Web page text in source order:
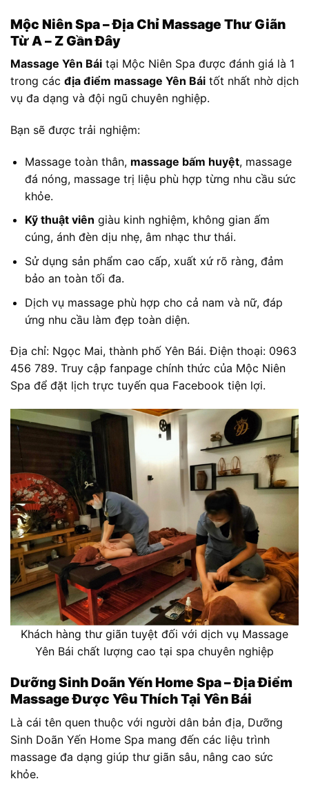
Mộc Niên Spa – Địa Chỉ Massage Thư Giãn
Từ A – Z Gần Đây
Massage Yên Bái tại Mộc Niên Spa được đánh giá là 1
trong các địa điểm massage Yên Bái tốt nhất nhờ dịch
vụ đa dạng và đội ngũ chuyên nghiệp.
Bạn sẽ được trải nghiệm:
Massage toàn thân, massage bấm huyệt, massage
đá nóng, massage trị liệu phù hợp từng nhu cầu sức
khỏe.
Kỹ thuật viên giàu kinh nghiệm, không gian ấm
cúng, ánh đèn dịu nhẹ, âm nhạc thư thái.
Sử dụng sản phẩm cao cấp, xuất xứ rõ ràng, đảm
bảo an toàn tối đa.
Dịch vụ massage phù hợp cho cả nam và nữ, đáp
ứng nhu cầu làm đẹp toàn diện.
Địa chỉ: Ngọc Mai, thành phố Yên Bái. Điện thoại: 0963
456 789. Truy cập fanpage chính thức của Mộc Niên
Spa để đặt lịch trực tuyến qua Facebook tiện lợi.
Khách hàng thư giãn tuyệt đối với dịch vụ Massage
Yên Bái chất lượng cao tại spa chuyên nghiệp
Dưỡng Sinh Doãn Yến Home Spa – Địa Điểm
Massage Được Yêu Thích Tại Yên Bái
Là cái tên quen thuộc với người dân bản địa, Dưỡng
Sinh Doãn Yến Home Spa mang đến các liệu trình
massage đa dạng giúp thư giãn sâu, nâng cao sức
khỏe.